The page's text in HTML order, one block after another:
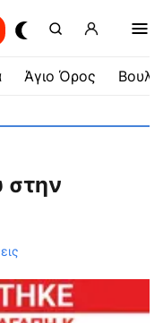
Άγιο Όρος
στην